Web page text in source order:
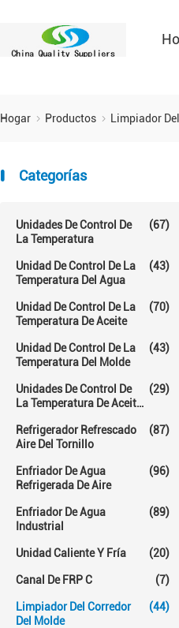
Hogar Productos Limpiador
Categorías
Unidades De Control De
La Temperatura
(67)
Unidad De Control De La
Temperatura Del Agua
(43)
Unidad De Control De La
Temperatura De Aceite
(70)
Unidad De Control De La
Temperatura Del Molde
(43)
Unidades De Control De
La Temperatura De Aceite
(29)
Refrigerador Refrescado
Aire Del Tornillo
(87)
Enfriador De Agua
Refrigerada De Aire
(96)
Enfriador De Agua
Industrial
(89)
Unidad Caliente Y Fría (20)
Canal De FRP C (7)
Limpiador Del Corredor
Del Molde
(44)